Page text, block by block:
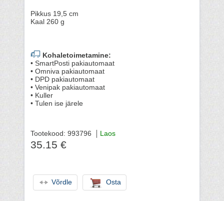
Pikkus 19,5 cm
Kaal 260 g
Kohaletoimetamine:
• SmartPosti pakiautomaat
• Omniva pakiautomaat
• DPD pakiautomaat
• Venipak pakiautomaat
• Kuller
• Tulen ise järele
Tootekood: 993796 Laos
35.15 €
Võrdle Osta